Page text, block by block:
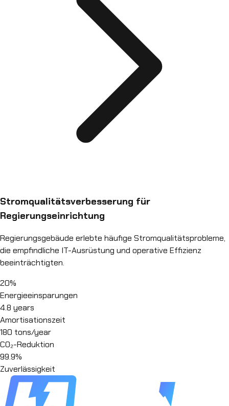
Stromqualitätsverbesserung für
Regierungseinrichtung
Regierungsgebäude erlebte häufige Stromqualitätsprobleme,
die empfindliche IT-Ausrüstung und operative Effizienz
beeinträchtigten.
20%
Energieeinsparungen
4.8 years
Amortisationszeit
180 tons/year
CO₂-Reduktion
99.9%
Zuverlässigkeit